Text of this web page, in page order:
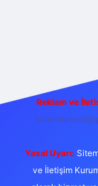
Reklam ve
Yasal Uyarı:
ve İletişim